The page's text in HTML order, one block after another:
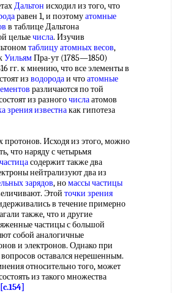
Дальтон исходил из того, что
равен 1, и поэтомуатомные
в таблице Дальтона
целыечисла. Изучив
таблицу атомных весов,
УильямПра-ут (1785—1850)
гг. к мнению, что все элементы в
из водородаи чтоатомные
различаются по той
из разногочислаатомов
зренияизвестнакак гипотеза
Исходя из этого, можно
что наряду с четырьмя
содержит также два
нейтрализуют два из
зарядов, номассы частицы
Этой точки зрения
в течение примерно
также, что и другие
частицы с большой
собой аналогичные
и электронов. Однако при
оставался нерешенным.
относительно того, может
из такого множества
[c.154]